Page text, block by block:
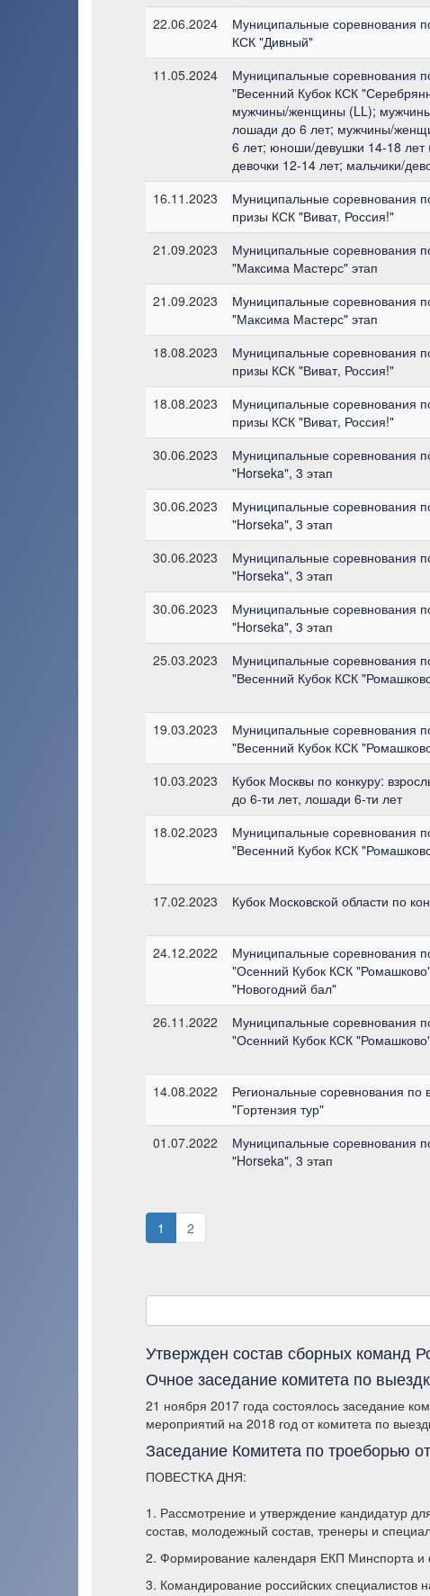
22.06.2024
Муниципальные соревнования
КСК "Дивный"
11.05.2024
Муниципальные соревнования
"Весенний Кубок КСК
мужчины/женщины (LL);
лошади до 6 лет; мужчины/
6 лет; юноши/девушки 14-18 лет
девочки 12-14 лет; мальчики/
16.11.2023
Муниципальные соревнования
призы КСК "Виват, Россия!"
21.09.2023
Муниципальные соревнования
"Максима Мастерс" этап
21.09.2023
Муниципальные соревнования
"Максима Мастерс" этап
18.08.2023
Муниципальные соревнования
призы КСК "Виват, Россия!"
18.08.2023
Муниципальные соревнования
призы КСК "Виват, Россия!"
30.06.2023
Муниципальные соревнования
"Horseka", 3 этап
30.06.2023
Муниципальные соревнования
"Horseka", 3 этап
30.06.2023
Муниципальные соревнования
"Horseka", 3 этап
30.06.2023
Муниципальные соревнования
"Horseka", 3 этап
25.03.2023
Муниципальные соревнования
"Весенний Кубок КСК
19.03.2023
Муниципальные соревнования
"Весенний Кубок КСК
10.03.2023
Кубок Москвы по конкуру:
до 6-ти лет, лошади 6-ти лет
18.02.2023
Муниципальные соревнования
"Весенний Кубок КСК
17.02.2023 Кубок Московской области по
24.12.2022
Муниципальные соревнования
"Осенний Кубок КСК
"Новогодний бал"
26.11.2022
Муниципальные соревнования
"Осенний Кубок КСК
14.08.2022
Региональные соревнования по
"Гортензия тур"
01.07.2022
Муниципальные соревнования
"Horseka", 3 этап
1 2
Утвержден состав сборных команд
Очное заседание комитета по
21 ноября 2017 года состоялось заседание
мероприятий на 2018 год от комитета по
Заседание Комитета по троеборью
ПОВЕСТКА ДНЯ:
1. Рассмотрение и утверждение кандидатур
состав, молодежный состав, тренеры и
2. Формирование календаря ЕКП Минспорта и
3. Командирование российских специалистов